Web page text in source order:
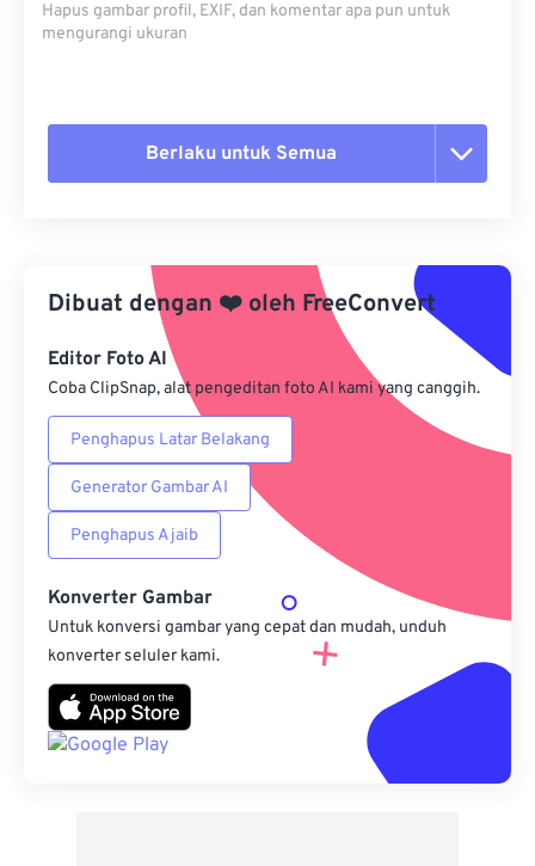
Hapus gambar profil, EXIF, dan komentar apa pun untuk
mengurangi ukuran
Berlaku untuk Semua
Terapkan dari Preset
Simpan sebagai Preset
Dibuat dengan ❤️ oleh FreeConvert
Editor Foto AI
Coba ClipSnap, alat pengeditan foto AI kami yang canggih.
Penghapus Latar Belakang
Generator Gambar AI
Penghapus Ajaib
Konverter Gambar
Untuk konversi gambar yang cepat dan mudah, unduh
konverter seluler kami.